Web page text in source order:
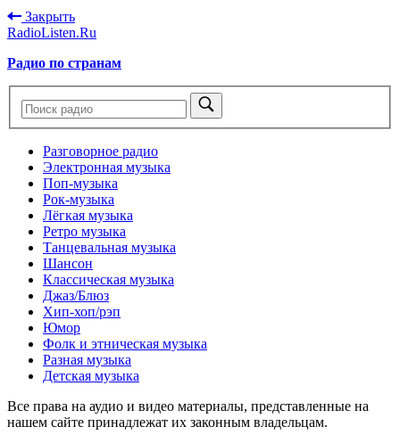
Закрыть
RadioListen.Ru
Радио по странам
Разговорное радио
Электронная музыка
Поп-музыка
Рок-музыка
Лёгкая музыка
Ретро музыка
Танцевальная музыка
Шансон
Классическая музыка
Джаз/Блюз
Хип-хоп/рэп
Юмор
Фолк и этническая музыка
Разная музыка
Детская музыка
Все права на аудио и видео материалы, представленные на
нашем сайте принадлежат их законным владельцам.